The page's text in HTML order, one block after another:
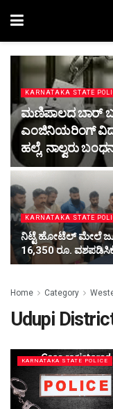
KARNATAKA STATE
ಮಣಿಪಾಲದ ಬಾರ್
ಎಂಜಿನಿಯರಿಂಗ್
ಹಲ್ಲೆ, ನಾಲ್ವರು
KARNATAKA STATE
ನಿಟ್ಟೆ ಹೋಟೆಲ್ ಮೇಲೆ
16,350 ರೂ.
Home Category
Udupi
KARNATAKA STATE POLICE